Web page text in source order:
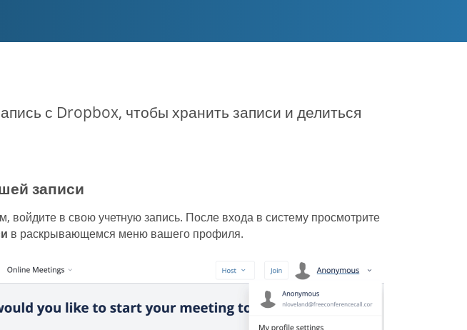
с Dropbox, чтобы хранить записи и делиться
записи
войдите в свою учетную запись. После входа в систему просмотрите
в раскрывающемся меню вашего профиля.